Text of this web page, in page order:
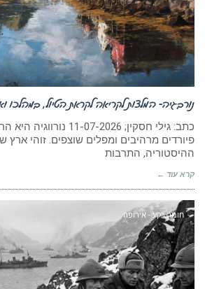
נורבגיה- המלצות לקריאה לקראת הטיול, במהלכו
כתב: גילי חסקין; 11-07-
פיורדים מרהיבים ומפלים שוצפים. זוהי
ההיסטוריה, התרבות
קרא עוד ←
חומר רקע - אירופה